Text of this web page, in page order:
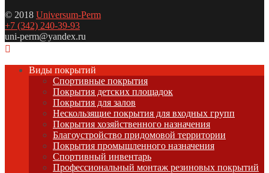
© 2018 Universum-Perm
+7 (342) 240-39-93
uni-perm@yandex.ru
Виды покрытий
Спортивные покрытия
Покрытия детских площадок
Покрытия для залов
Нескользящие покрытия для входных групп
Покрытия хозяйственного назначения
Благоустройство придомовой территории
Покрытия промышленного назначения
Спортивный инвентарь
Профессиональный монтаж резиновых покрытий